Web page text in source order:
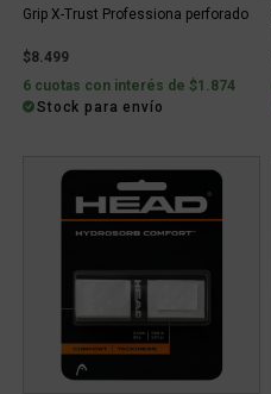
Grip X-Trust Professiona perforado
$8.499
6 cuotas con interés de $1.874
Stock para envío